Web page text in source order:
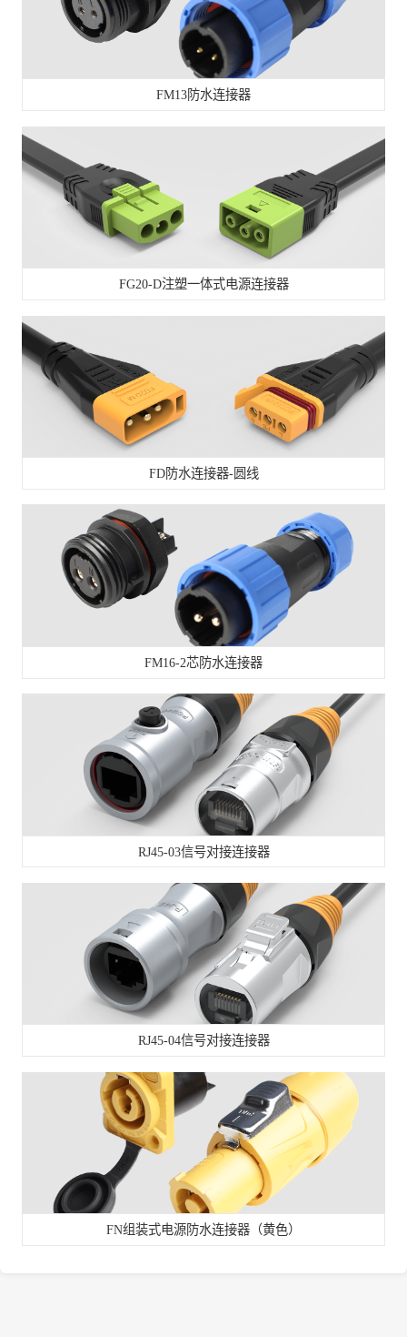
FM13防水连接器
FG20-D注塑一体式电源连接器
FD防水连接器-圆线
FM16-2芯防水连接器
RJ45-03信号对接连接器
RJ45-04信号对接连接器
FN组装式电源防水连接器（黄色）